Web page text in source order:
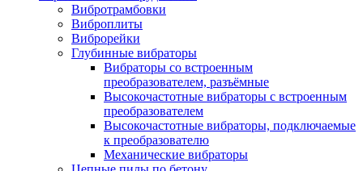
Вибротрамбовки
Виброплиты
Виброрейки
Глубинные вибраторы
Вибраторы со встроенным
преобразователем, разъёмные
Высокочастотные вибраторы с встроенным
преобразователем
Высокочастотные вибраторы, подключаемые
к преобразователю
Механические вибраторы